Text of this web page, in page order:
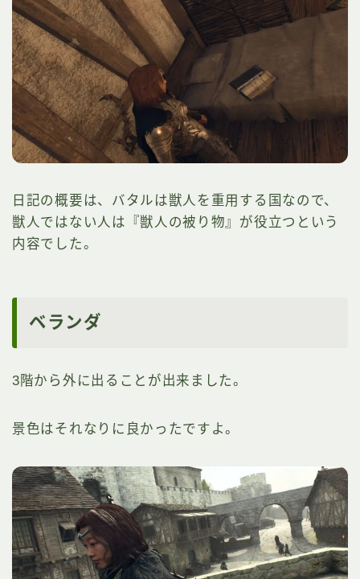
日記の概要は、バタルは獣人を重用する国なので、
獣人ではない人は『獣人の被り物』が役立つという
内容でした。
ベランダ
3階から外に出ることが出来ました。
景色はそれなりに良かったですよ。